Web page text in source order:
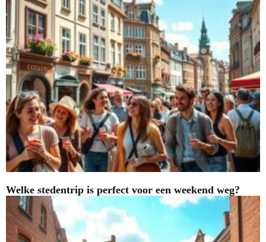
Welke stedentrip is perfect voor een weekend weg?